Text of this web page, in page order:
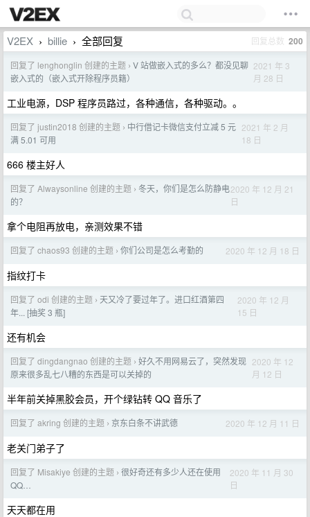
V2EX › billie › 全部回复 回复总数 200
回复了 lenghonglin 创建的主题 › V 站做嵌入式的多么？都没见聊
嵌入式的（嵌入式开除程序员籍）
2021 年 3
月 28 日
工业电源，DSP 程序员路过，各种通信，各种驱动。。
回复了 justin2018 创建的主题 › 中行借记卡微信支付立减 5 元
满 5.01 可用
2021 年 2 月
18 日
666 楼主好人
回复了 Alwaysonline 创建的主题 › 冬天，你们是怎么防静电
的？
2020 年 12 月 21
日
拿个电阻再放电，亲测效果不错
回复了 chaos93 创建的主题 › 你们公司是怎么考勤的 2020 年 12 月 18 日
指纹打卡
回复了 odi 创建的主题 › 天又冷了要过年了。进口红酒第四
年... [抽奖 3 瓶]
2020 年 12 月
15 日
还有机会
回复了 dingdangnao 创建的主题 › 好久不用网易云了，突然发现
原来很多乱七八糟的东西是可以关掉的
2020 年 12
月 12 日
半年前关掉黑胶会员，开个绿钻转 QQ 音乐了
回复了 akring 创建的主题 › 京东白条不讲武德 2020 年 12 月 11 日
老关门弟子了
回复了 Misakiye 创建的主题 › 很好奇还有多少人还在使用
QQ…
2020 年 11 月 30
日
天天都在用